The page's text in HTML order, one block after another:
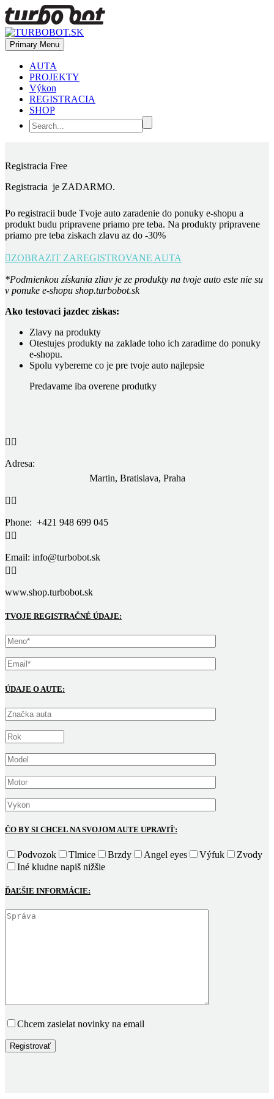
Primary Menu
AUTA
PROJEKTY
Výkon
REGISTRACIA
SHOP
Registracia Free
Registracia je ZADARMO.
Po registracii bude Tvoje auto zaradenie do ponuky e-shopu a
produkt budu pripravene priamo pre teba. Na produkty pripravene
priamo pre teba ziskach zlavu az do -30%
ZOBRAZIT ZAREGISTROVANE AUTA
*Podmienkou získania zliav je ze produkty na tvoje auto este nie su
v ponuke e-shopu shop.turbobot.sk
Ako testovaci jazdec ziskas:
Zlavy na produkty
Otestujes produkty na zaklade toho ich zaradime do ponuky
e-shopu.
Spolu vybereme co je pre tvoje auto najlepsie
Predavame iba overene produtky
 
Adresa:
Martin, Bratislava, Praha
 
Phone: +421 948 699 045
 
Email: info@turbobot.sk
 
www.shop.turbobot.sk
TVOJE REGISTRAČNÉ ÚDAJE:
ÚDAJE O AUTE:
ČO BY SI CHCEL NA SVOJOM AUTE UPRAVIŤ:
Podvozok Tlmice Brzdy Angel eyes Výfuk
Zvody
Iné kludne napiš nižšie
ĎAĽŠIE INFORMÁCIE:
Chcem zasielat novinky na email